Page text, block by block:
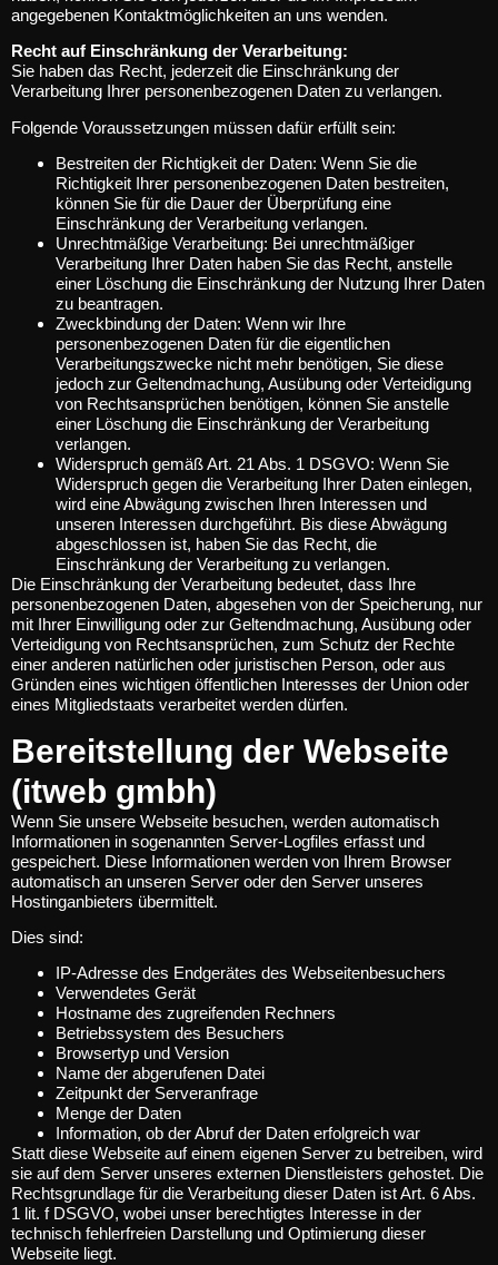
angegebenen Kontaktmöglichkeiten an uns wenden.
Recht auf Einschränkung der Verarbeitung:
Sie haben das Recht, jederzeit die Einschränkung der
Verarbeitung Ihrer personenbezogenen Daten zu verlangen.
Folgende Voraussetzungen müssen dafür erfüllt sein:
Bestreiten der Richtigkeit der Daten: Wenn Sie die
Richtigkeit Ihrer personenbezogenen Daten bestreiten,
können Sie für die Dauer der Überprüfung eine
Einschränkung der Verarbeitung verlangen.
Unrechtmäßige Verarbeitung: Bei unrechtmäßiger
Verarbeitung Ihrer Daten haben Sie das Recht, anstelle
einer Löschung die Einschränkung der Nutzung Ihrer Daten
zu beantragen.
Zweckbindung der Daten: Wenn wir Ihre
personenbezogenen Daten für die eigentlichen
Verarbeitungszwecke nicht mehr benötigen, Sie diese
jedoch zur Geltendmachung, Ausübung oder Verteidigung
von Rechtsansprüchen benötigen, können Sie anstelle
einer Löschung die Einschränkung der Verarbeitung
verlangen.
Widerspruch gemäß Art. 21 Abs. 1 DSGVO: Wenn Sie
Widerspruch gegen die Verarbeitung Ihrer Daten einlegen,
wird eine Abwägung zwischen Ihren Interessen und
unseren Interessen durchgeführt. Bis diese Abwägung
abgeschlossen ist, haben Sie das Recht, die
Einschränkung der Verarbeitung zu verlangen.
Die Einschränkung der Verarbeitung bedeutet, dass Ihre
personenbezogenen Daten, abgesehen von der Speicherung, nur
mit Ihrer Einwilligung oder zur Geltendmachung, Ausübung oder
Verteidigung von Rechtsansprüchen, zum Schutz der Rechte
einer anderen natürlichen oder juristischen Person, oder aus
Gründen eines wichtigen öffentlichen Interesses der Union oder
eines Mitgliedstaats verarbeitet werden dürfen.
Bereitstellung der Webseite
(itweb gmbh)
Wenn Sie unsere Webseite besuchen, werden automatisch
Informationen in sogenannten Server-Logfiles erfasst und
gespeichert. Diese Informationen werden von Ihrem Browser
automatisch an unseren Server oder den Server unseres
Hostinganbieters übermittelt.
Dies sind:
IP-Adresse des Endgerätes des Webseitenbesuchers
Verwendetes Gerät
Hostname des zugreifenden Rechners
Betriebssystem des Besuchers
Browsertyp und Version
Name der abgerufenen Datei
Zeitpunkt der Serveranfrage
Menge der Daten
Information, ob der Abruf der Daten erfolgreich war
Statt diese Webseite auf einem eigenen Server zu betreiben, wird
sie auf dem Server unseres externen Dienstleisters gehostet. Die
Rechtsgrundlage für die Verarbeitung dieser Daten ist Art. 6 Abs.
1 lit. f DSGVO, wobei unser berechtigtes Interesse in der
technisch fehlerfreien Darstellung und Optimierung dieser
Webseite liegt.